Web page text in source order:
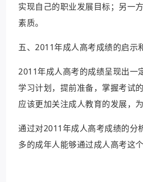
实现自己的职业发展目标；另一
素质。
五、2011年成人高考成绩的启示
2011年成人高考的成绩呈现出一
学习计划，提前准备，掌握考试
应该更加关注成人教育的发展，
通过对2011年成人高考成绩的分
多的成年人能够通过成人高考这